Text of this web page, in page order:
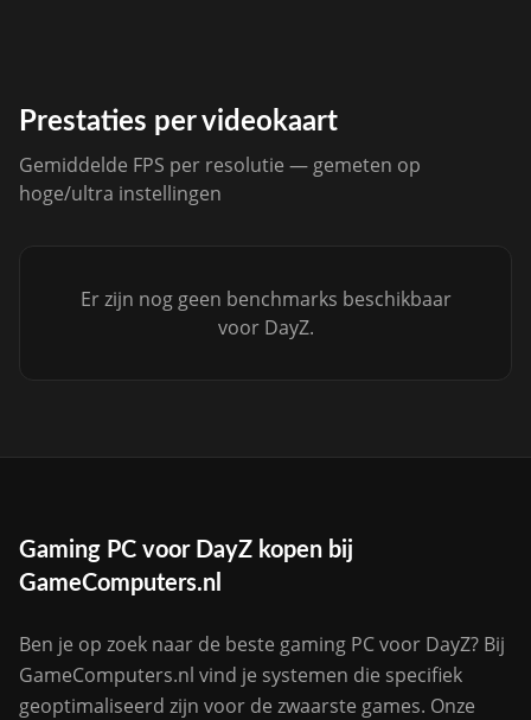
Prestaties per videokaart
Gemiddelde FPS per resolutie — gemeten op
hoge/ultra instellingen
Er zijn nog geen benchmarks beschikbaar
voor DayZ.
Gaming PC voor DayZ kopen bij
GameComputers.nl
Ben je op zoek naar de beste gaming PC voor DayZ? Bij
GameComputers.nl vind je systemen die specifiek
geoptimaliseerd zijn voor de zwaarste games. Onze